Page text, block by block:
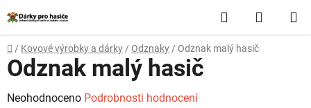
na
obsah
Hledat
KOŠÍK
Domů
/ Kovové výrobky a dárky / Odznaky / Odznak malý hasič
Odznak malý hasič
Průměrné
Neohodnoceno Podrobnosti hodnocení